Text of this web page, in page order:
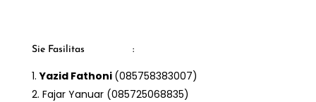
Sie Fasilitas :
Yazid Fathoni (085758383007)
Fajar Yanuar (085725068835)